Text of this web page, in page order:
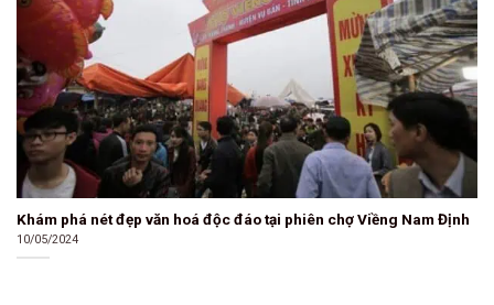
Khám phá nét đẹp văn hoá độc đáo tại phiên chợ Viềng Nam Định
10/05/2024